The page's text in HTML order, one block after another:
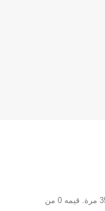
** Mada Light ** هو Light TrueType تم تنزيله 35 مرة. قيمه 0 من